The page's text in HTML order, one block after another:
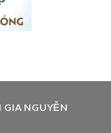
GIA NGUYỄN